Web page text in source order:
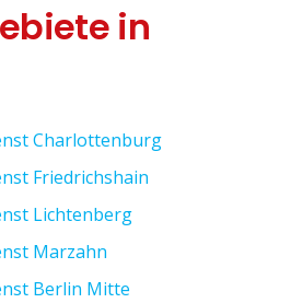
in
Charlottenburg
Friedrichshain
Lichtenberg
Marzahn
Berlin Mitte